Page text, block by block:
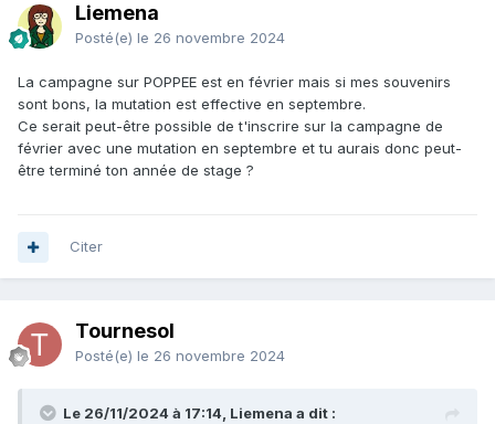
Liemena
Posté(e) le 26 novembre 2024
La campagne sur POPPEE est en février mais si mes souvenirs
sont bons, la mutation est effective en septembre.
Ce serait peut-être possible de t'inscrire sur la campagne de
février avec une mutation en septembre et tu aurais donc peut-
être terminé ton année de stage ?
Citer
Tournesol
Posté(e) le 26 novembre 2024
Le 26/11/2024 à 17:14, Liemena a dit :